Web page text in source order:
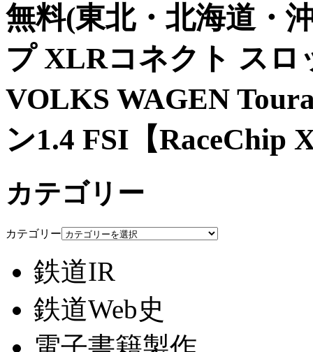
無料(東北・北海道・
プ XLRコネクト スロ
VOLKS WAGEN
ン1.4 FSI【RaceChip
カテゴリー
カテゴリー
鉄道IR
鉄道Web史